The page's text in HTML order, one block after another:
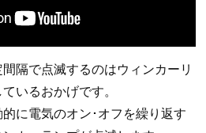
隔で点滅するのはウィンカーリ
いるおかげです。
に電気のオン･オフを繰り返す